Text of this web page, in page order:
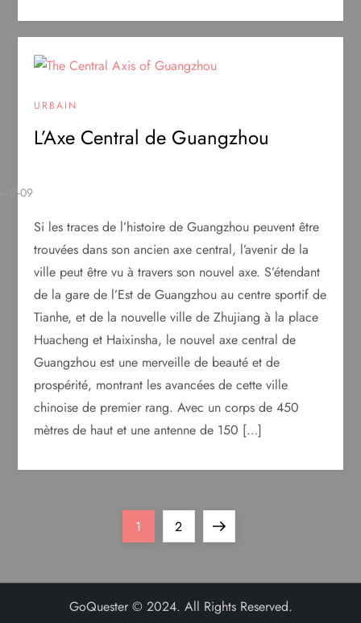
URBAIN
L’Axe Central de Guangzhou
Si les traces de l’histoire de Guangzhou peuvent être
trouvées dans son ancien axe central, l’avenir de la
ville peut être vu à travers son nouvel axe. S’étendant
de la gare de l’Est de Guangzhou au centre sportif de
Tianhe, et de la nouvelle ville de Zhujiang à la place
Huacheng et Haixinsha, le nouvel axe central de
Guangzhou est une merveille de beauté et de
prospérité, montrant les avancées de cette ville
chinoise de premier rang. Avec un corps de 450
mètres de haut et une antenne de 150 […]
Page
1 Page
2
Next
GoQuester © 2024. All Rights Reserved.